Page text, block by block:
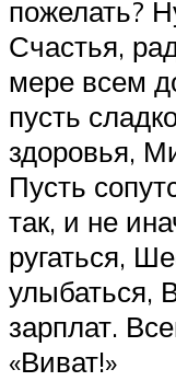
пожелать?
Счастья,
мере всем
пусть
здоровья,
Пусть
так, и не
ругаться,
улыбаться,
зарплат.
«Виват!»